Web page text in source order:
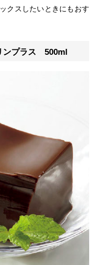
クスしたいときにもおす
ンプラス 500ml